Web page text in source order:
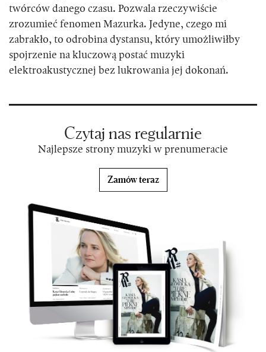
twórców danego czasu. Pozwala rzeczywiście
zrozumieć fenomen Mazurka. Jedyne, czego mi
zabrakło, to odrobina dystansu, który umożliwiłby
spojrzenie na kluczową postać muzyki
elektroakustycznej bez lukrowania jej dokonań.
Czytaj nas regularnie
Najlepsze strony muzyki w prenumeracie
Zamów teraz